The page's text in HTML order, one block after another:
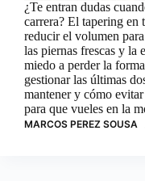
¿Te entran dudas
carrera? El tapering en
reducir el volumen
las piernas frescas y la
miedo a perder la
gestionar las últimas
mantener y cómo
para que vueles en la
MARCOS PEREZ SOUSA